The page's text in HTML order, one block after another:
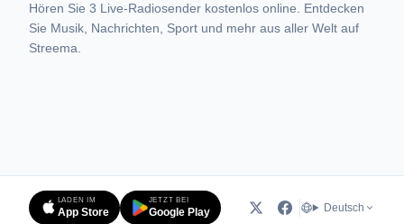
Hören Sie 3 Live-Radiosender kostenlos online. Entdecken
Sie Musik, Nachrichten, Sport und mehr aus aller Welt auf
Streema.
LADEN IM
App Store
JETZT BEI
Google Play Deutsch